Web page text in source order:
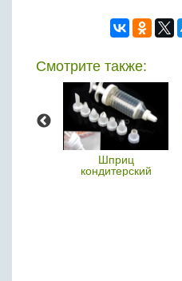
Смотрите также:
Шприц
кондитерский